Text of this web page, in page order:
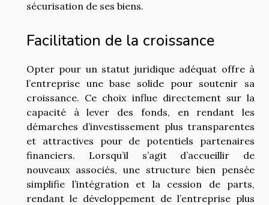
sécurisation de ses biens.
Facilitation de la croissance
Opter pour un statut juridique adéquat offre à
l’entreprise une base solide pour soutenir sa
croissance. Ce choix influe directement sur la
capacité à lever des fonds, en rendant les
démarches d’investissement plus transparentes
et attractives pour de potentiels partenaires
financiers. Lorsqu’il s’agit d’accueillir de
nouveaux associés, une structure bien pensée
simplifie l’intégration et la cession de parts,
rendant le développement de l’entreprise plus